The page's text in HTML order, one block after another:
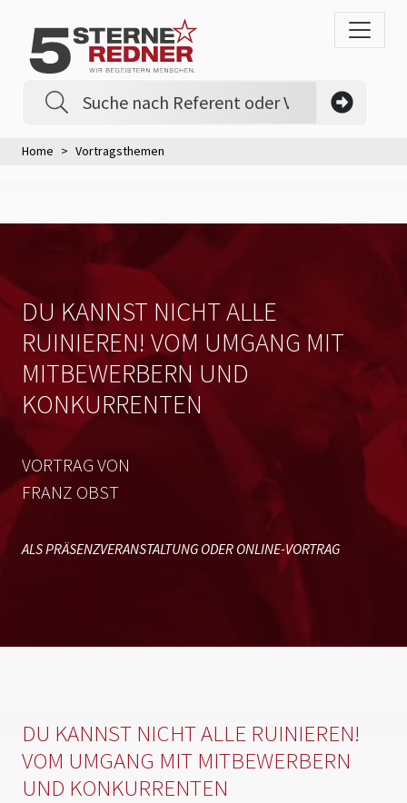
Home Vortragsthemen
DU KANNST NICHT ALLE
RUINIEREN! VOM UMGANG MIT
MITBEWERBERN UND
KONKURRENTEN
VORTRAG VON
FRANZ OBST
ALS PRÄSENZVERANSTALTUNG ODER ONLINE-VORTRAG
DU KANNST NICHT ALLE RUINIEREN!
VOM UMGANG MIT MITBEWERBERN
UND KONKURRENTEN